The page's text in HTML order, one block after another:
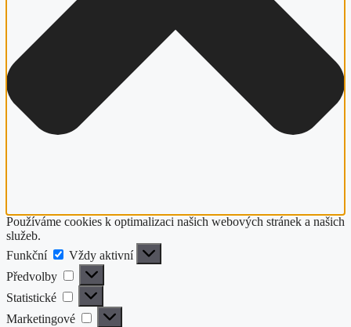
Používáme cookies k optimalizaci našich webových stránek a našich
služeb.
Funkční
Funkční
Vždy aktivní
Předvolby
Předvolby
Statistické Statistické
Marketingové Marketingové